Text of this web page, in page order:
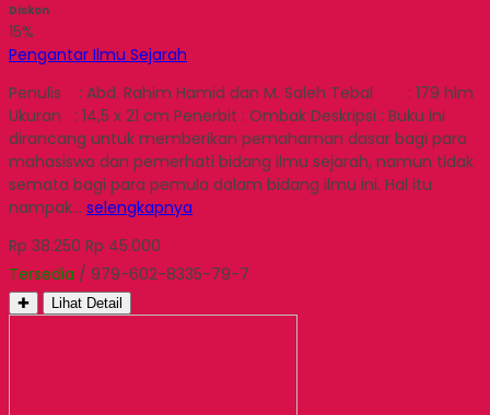
Diskon
15%
Pengantar Ilmu Sejarah
Penulis : Abd. Rahim Hamid dan M. Saleh Tebal : 179 hlm
Ukuran : 14,5 x 21 cm Penerbit : Ombak Deskripsi : Buku ini
dirancang untuk memberikan pemahaman dasar bagi para
mahasiswa dan pemerhati bidang ilmu sejarah, namun tidak
semata bagi para pemula dalam bidang ilmu ini. Hal itu
nampak… selengkapnya
Rp 38.250 Rp 45.000
Tersedia / 979-602-8335-79-7
✚ Lihat Detail